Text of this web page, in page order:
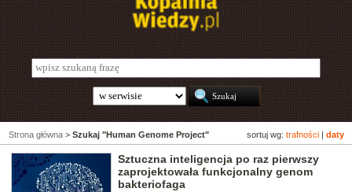
sortuj wg: trafności daty
Strona główna > Szukaj "Human Genome Project"
Sztuczna inteligencja po raz pierwszy
zaprojektowała funkcjonalny genom
bakteriofaga